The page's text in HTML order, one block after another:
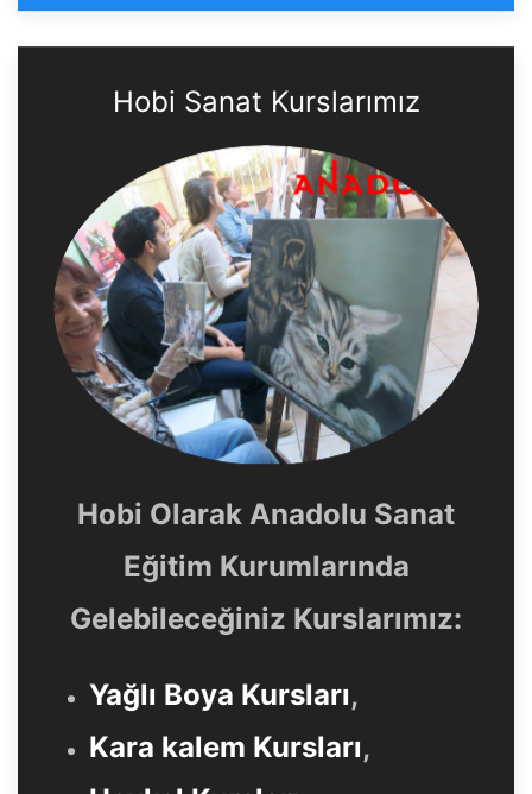
Hobi Sanat Kurslarımız
Hobi Olarak Anadolu Sanat
Eğitim Kurumlarında
Gelebileceğiniz Kurslarımız:
Yağlı Boya Kursları,
Kara kalem Kursları,